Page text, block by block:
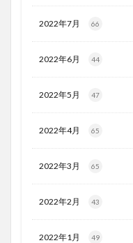
2022年7月 66
2022年6月 44
2022年5月 47
2022年4月 65
2022年3月 65
2022年2月 43
2022年1月 49